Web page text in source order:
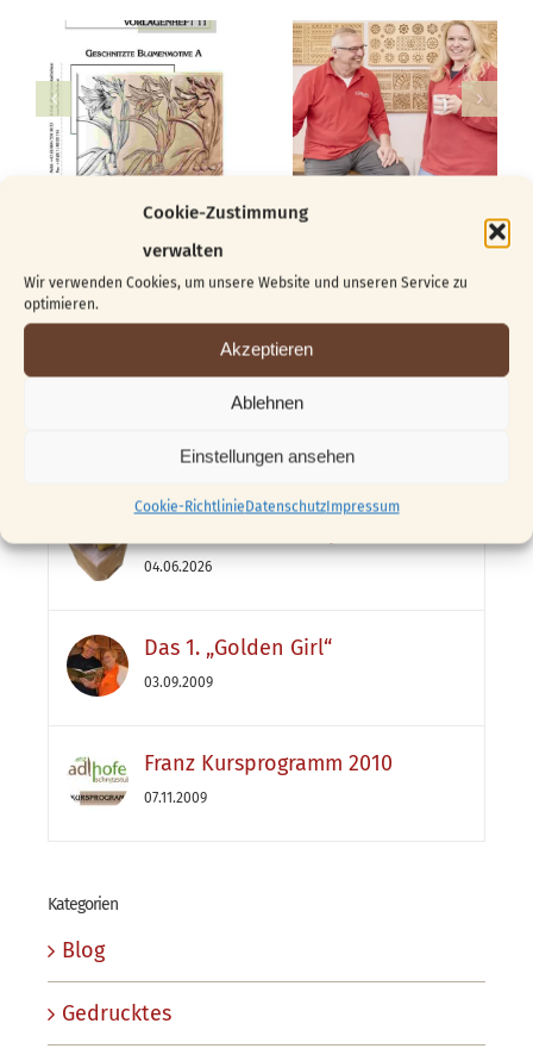
Cookie-Zustimmung
verwalten
Wir verwenden Cookies, um unsere Website und unseren Service zu
optimieren.
Akzeptieren
Ablehnen
Einstellungen ansehen
Cookie-RichtlinieDatenschutzImpressum
nach:
Beliebt Kürzlich
04.06.2026
Das 1. „Golden Girl“
03.09.2009
Franz Kursprogramm 2010
07.11.2009
Kategorien
Blog
Gedrucktes